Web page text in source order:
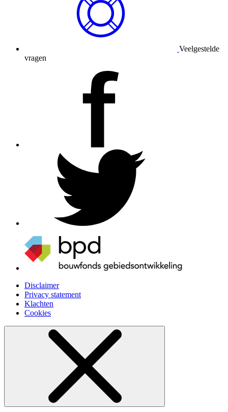
Veelgestelde
vragen
Disclaimer
Privacy statement
Klachten
Cookies